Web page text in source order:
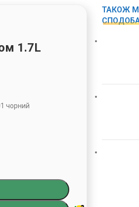
1.7L
чорний
ТАКОЖ